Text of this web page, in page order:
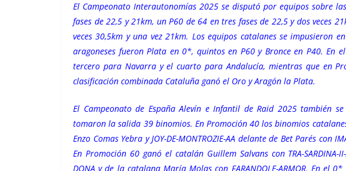
El Campeonato Interautonomías 2025 se disputó por equipos sobre
fases de 22,5 y 21km, un P60 de 64 en tres fases de 22,5 y dos veces
veces 30,5km y una vez 21km. Los equipos catalanes se impusieron
aragoneses fueron Plata en 0*, quintos en P60 y Bronce en P40. En
tercero para Navarra y el cuarto para Andalucía, mientras que en
clasificación combinada Cataluña ganó el Oro y Aragón la Plata.
El Campeonato de España Alevín e Infantil de Raid 2025 también
tomaron la salida 39 binomios. En Promoción 40 los binomios
Enzo Comas Yebra y JOY-DE-MONTROZIE-AA delante de Bet Parés con
En Promoción 60 ganó el catalán Guillem Salvans con TRA-
DONA y de la catalana María Molas con FARANDOLE-ARMOR. En el